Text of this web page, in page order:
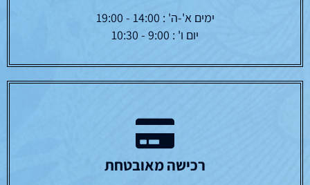
ימים א'-ה' : 14:00 - 19:00
יום ו' : 9:00 - 10:30
רכישה מאובטחת